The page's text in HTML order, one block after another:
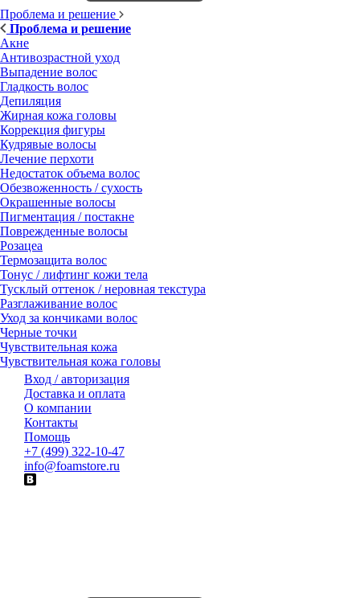
Проблема и решение
Проблема и решение
Акне
Антивозрастной уход
Выпадение волос
Гладкость волос
Депиляция
Жирная кожа головы
Коррекция фигуры
Кудрявые волосы
Лечение перхоти
Недостаток объема волос
Обезвоженность / сухость
Окрашенные волосы
Пигментация / постакне
Поврежденные волосы
Розацеа
Термозащита волос
Тонус / лифтинг кожи тела
Тусклый оттенок / неровная текстура
Разглаживание волос
Уход за кончиками волос
Черные точки
Чувствительная кожа
Чувствительная кожа головы
Вход / авторизация
Доставка и оплата
О компании
Контакты
Помощь
+7 (499) 322-10-47
info@foamstore.ru